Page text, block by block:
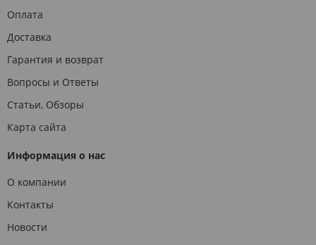
Оплата
Доставка
Гарантия и возврат
Вопросы и Ответы
Статьи, Обзоры
Карта сайта
Информация о нас
О компании
Контакты
Новости